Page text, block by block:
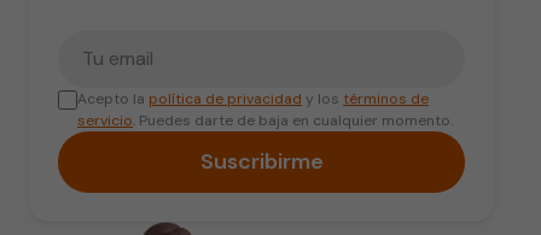
Acepto la política de privacidad y los términos de
servicio. Puedes darte de baja en cualquier momento.
Suscribirme